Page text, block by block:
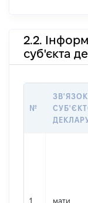
2.2.
суб'єкта
№
ЗВ'ЯЗОК
1 мати